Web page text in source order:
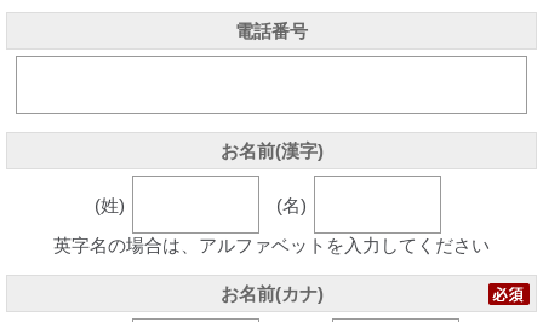
電話番号
お名前(漢字)
(姓)
(名)
英字名の場合は、アルファベットを入力してください
お名前(カナ)